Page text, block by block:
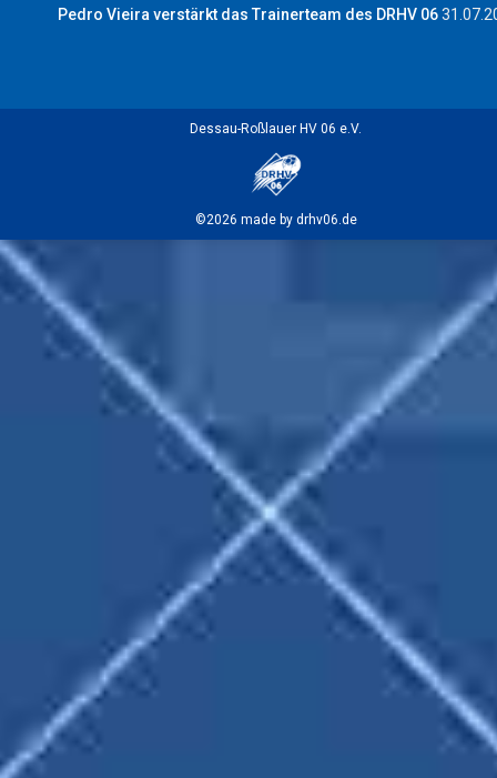
Pedro Vieira verstärkt das Trainerteam des DRHV 06
Dessau-Roßlauer HV 06 e.V.
©2026 made by drhv06.de